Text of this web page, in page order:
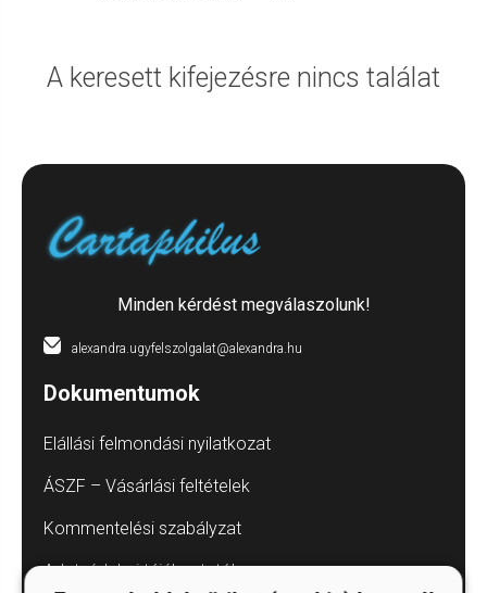
A keresett kifejezésre nincs találat
Minden kérdést megválaszolunk!
alexandra.ugyfelszolgalat@alexandra.hu
Dokumentumok
Elállási felmondási nyilatkozat
ÁSZF – Vásárlási feltételek
Kommentelési szabályzat
Adatvédelmi tájékoztatók